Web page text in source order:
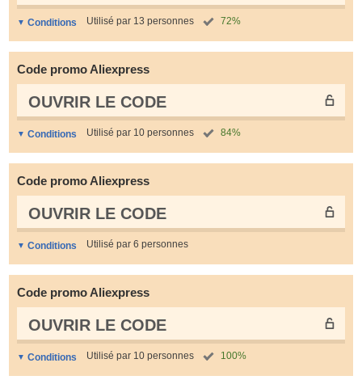
Conditions Utilisé par 13 personnes 72%
Code promo Aliexpress
OUVRIR LE СODE
Conditions Utilisé par 10 personnes 84%
Code promo Aliexpress
OUVRIR LE СODE
Conditions Utilisé par 6 personnes
Code promo Aliexpress
OUVRIR LE СODE
Conditions Utilisé par 10 personnes 100%